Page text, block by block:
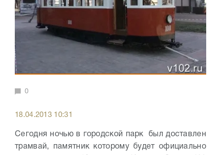
0
18.04.2013 10:31
Сегодня ночью в городской парк был доставлен
трамвай, памятник которому будет официально